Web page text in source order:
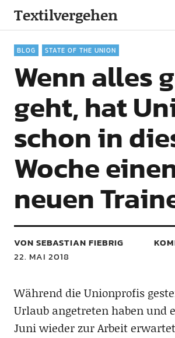
Textilvergehen
BLOG STATE OF THE UNION
Wenn alles
geht, hat
schon in
Woche
neuen
VON SEBASTIAN FIEBRIG
22. MAI 2018
Während die Unionprofis
Urlaub angetreten haben und
Juni wieder zur Arbeit